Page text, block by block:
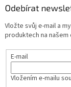
Odebírat
Vložte svůj e-mail a
produktech na našem
E-mail
Vložením e-mailu